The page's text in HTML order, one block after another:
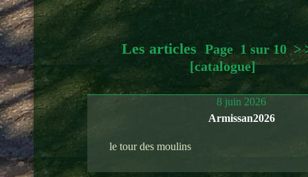
Les articles Page 1 sur 10>
[catalogue]
8 juin 2026
Armissan2026
le tour des moulins